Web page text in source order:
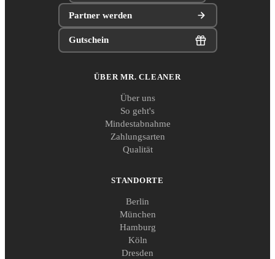
Partner werden
Gutschein
ÜBER MR. CLEANER
Über uns
So geht's
Mindestabnahme
Zahlungsarten
Qualität
STANDORTE
Berlin
München
Hamburg
Köln
Dresden